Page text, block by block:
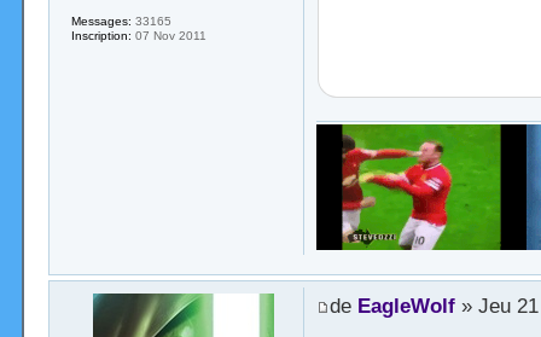
Messages: 33165
Inscription: 07 Nov 2011
de EagleWolf» Jeu 21